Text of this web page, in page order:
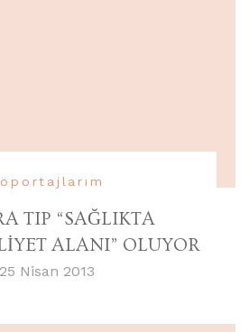
TIP “SAĞLIKTA
ALANI” OLUYOR
25 Nisan 2013